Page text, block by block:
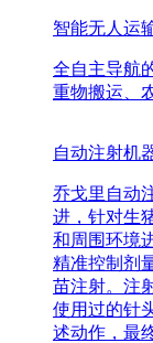
智能无人运
全自主导航
重物搬运、
自动注射机
乔戈里自动
进，针对生
和周围环境
精准控制剂
苗注射。注
使用过的针
述动作，最